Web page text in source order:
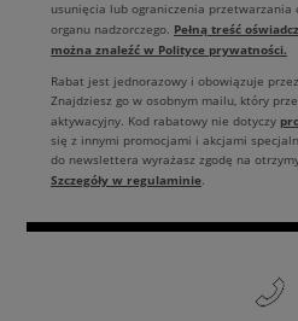
usunięcia lub ograniczenia
organu nadzorczego. Pełną treść
można znaleźć w Polityce prywatności.
Rabat jest jednorazowy i obowiązuje
Znajdziesz go w osobnym mailu, który
aktywacyjny. Kod rabatowy nie dotyczy
się z innymi promocjami i akcjami
do newslettera wyrażasz zgodę na
Szczegóły w regulaminie.